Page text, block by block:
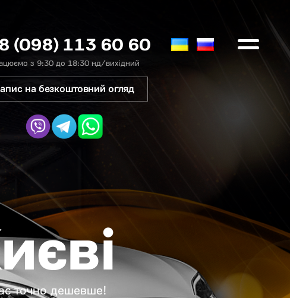
(098) 113 60 60
з 9:30 до 18:30 нд/вихідний
на безкоштовний огляд
точно дешевше!